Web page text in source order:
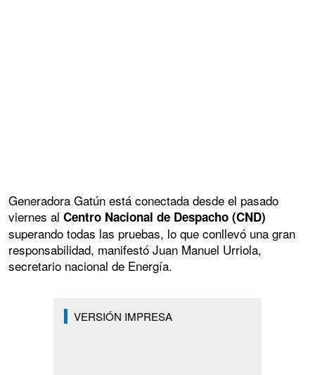
Generadora Gatún está conectada desde el pasado
viernes al Centro Nacional de Despacho (CND)
superando todas las pruebas, lo que conllevó una gran
responsabilidad, manifestó Juan Manuel Urriola,
secretario nacional de Energía.
VERSIÓN IMPRESA